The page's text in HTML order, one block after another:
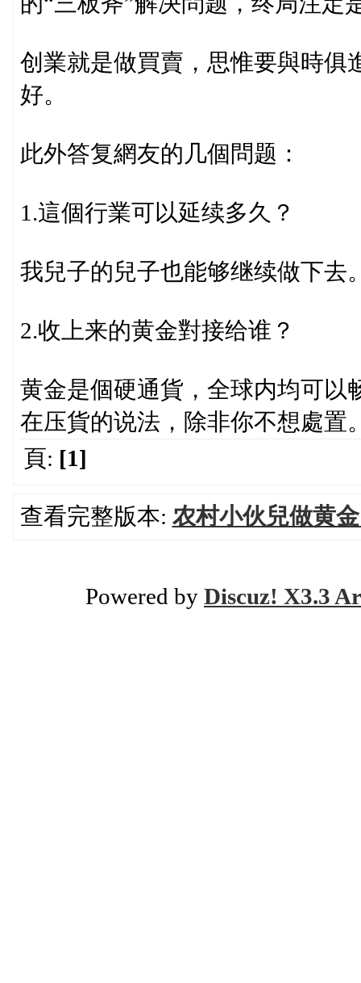
创業就是做買賣，思惟要與時俱
好。
此外答复網友的几個問题：
1.這個行業可以延续多久？
我兒子的兒子也能够继续做下去
2.收上来的黄金對接给谁？
黄金是個硬通貨，全球内均可以
在压貨的说法，除非你不想處置
頁: [1]
查看完整版本: 农村小伙兒做黄
Powered by Discuz! X3.3